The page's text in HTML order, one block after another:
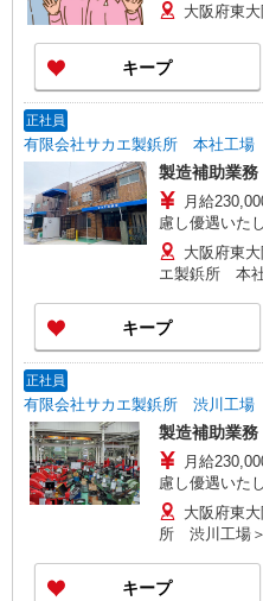
大阪府東
キープ
正社員
有限会社サカエ製鋲所 本社工場
製造補助業務
月給
慮し優遇いた
の給与を考慮
給1,200円〜
間短縮あり
大阪府東
エ製鋲所 本
キープ
正社員
有限会社サカエ製鋲所 渋川工場
製造補助業務
月給
慮し優遇いた
の給与を考慮
給1,200円〜
間短縮あり
大阪府東
所 渋川工場＞
キープ